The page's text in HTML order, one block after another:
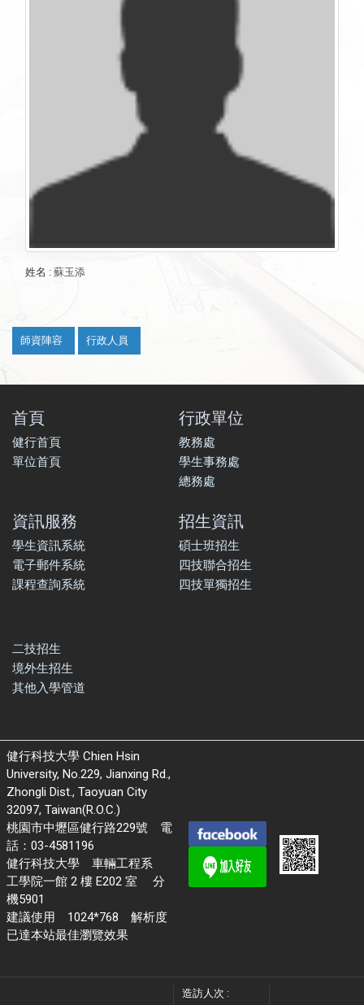
姓名 : 蘇玉添
師資陣容 行政人員
首頁
健行首頁
單位首頁
行政單位
教務處
學生事務處
總務處
資訊服務
學生資訊系統
電子郵件系統
課程查詢系統
招生資訊
碩士班招生
四技聯合招生
四技單獨招生
二技招生
境外生招生
其他入學管道
健行科技大學 Chien Hsin
University, No.229, Jianxing Rd.,
Zhongli Dist., Taoyuan City
32097, Taiwan(R.O.C.)
桃園市中壢區健行路229號 電
話：03-4581196
健行科技大學 車輛工程系
工學院一館 2 樓 E202 室 分
機5901
建議使用 1024*768 解析度
已達本站最佳瀏覽效果
造訪人次 :